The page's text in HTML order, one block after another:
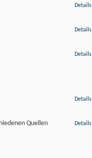
Details
Details
Details
Details
Quellen
Details